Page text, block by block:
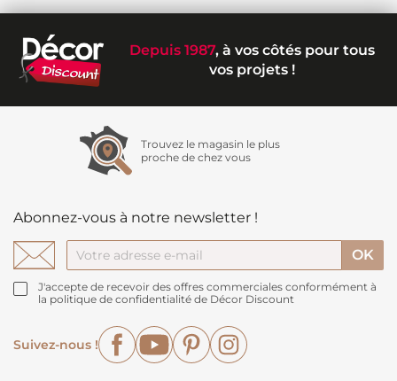
Depuis 1987, à vos côtés pour tous
vos projets !
Trouvez le magasin le plus
proche de chez vous
Abonnez-vous à notre newsletter !
J'accepte de recevoir des offres commerciales conformément à
la politique de confidentialité de Décor Discount
Suivez-nous !
FacebookYouTubePinterest